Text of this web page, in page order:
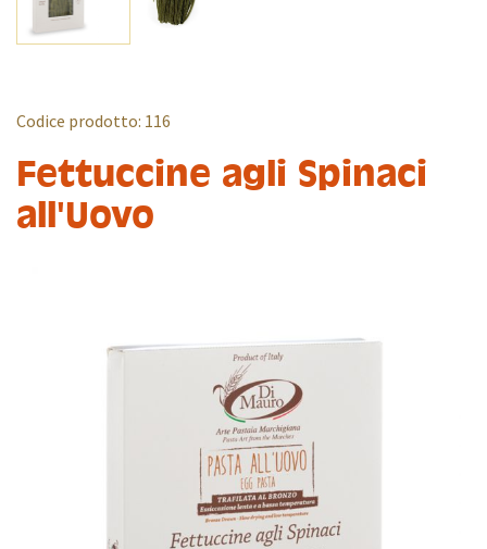
Codice prodotto: 116
Fettuccine agli Spinaci
all'Uovo